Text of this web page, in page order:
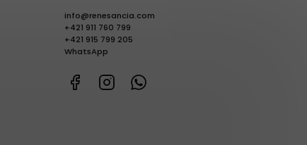
info@renesancia.com
+421 911 760 799
+421 915 799 205
WhatsApp
FacebookInstagram